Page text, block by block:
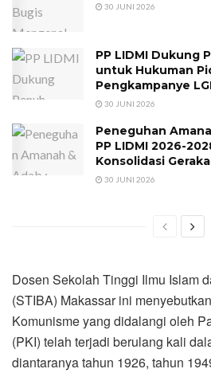
30 JUNI 2026
PP LIDMI Dukung
untuk Hukuman
Pengkampanye
30 JUNI 2026
Peneguhan
PP LIDMI 2026-
Konsolidasi
30 JUNI 2026
Dosen Sekolah Tinggi Ilmu Islam
(STIBA) Makassar ini
Komunisme yang didalangi oleh
(PKI) telah terjadi berulang kali
diantaranya tahun 1926, tahun